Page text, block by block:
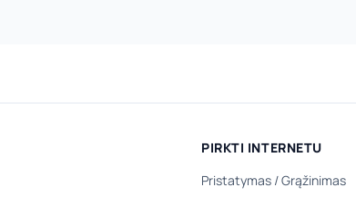
PIRKTI INTERNETU
Pristatymas /Grąžinimas